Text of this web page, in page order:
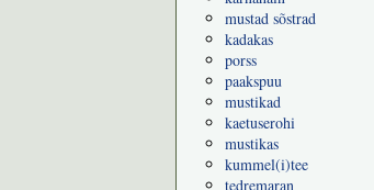
mustad sõstrad
kadakas
porss
paakspuu
mustikad
kaetuserohi
mustikas
kummel(i)tee
tedremaran